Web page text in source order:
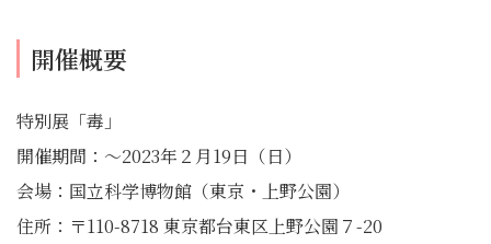
開催概要
特別展「毒」
開催期間：～2023年２月19日（日）
会場：国立科学博物館（東京・上野公園）
住所：〒110-8718 東京都台東区上野公園７-20